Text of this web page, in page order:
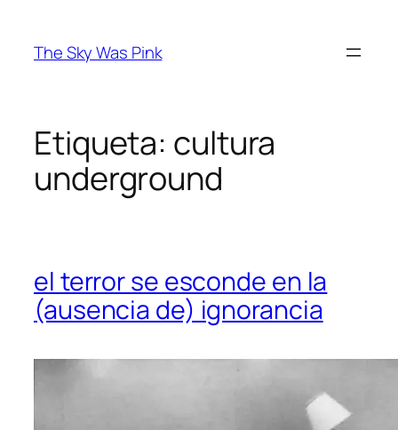
contenido
The Sky Was Pink
Etiqueta: cultura
underground
el terror se esconde en la
(ausencia de) ignorancia